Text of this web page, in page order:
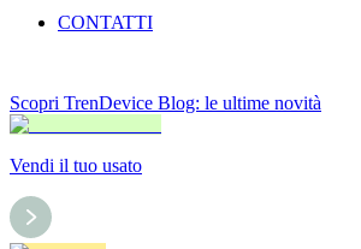
CONTATTI
Scopri TrenDevice Blog: le ultime novità
Vendi il tuo usato